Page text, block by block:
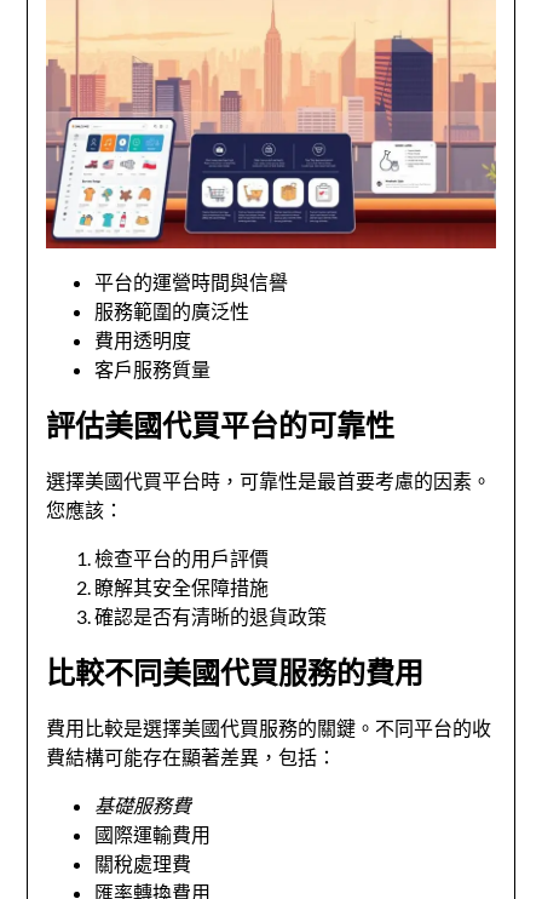
平台的運營時間與信譽
服務範圍的廣泛性
費用透明度
客戶服務質量
評估美國代買平台的可靠性
選擇美國代買平台時，可靠性是最首要考慮的因素。
您應該：
檢查平台的用戶評價
瞭解其安全保障措施
確認是否有清晰的退貨政策
比較不同美國代買服務的費用
費用比較是選擇美國代買服務的關鍵。不同平台的收
費結構可能存在顯著差異，包括：
基礎服務費
國際運輸費用
關稅處理費
匯率轉換費用